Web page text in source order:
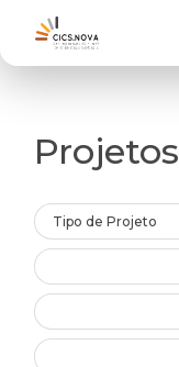
Projetos
Tipo de Projeto